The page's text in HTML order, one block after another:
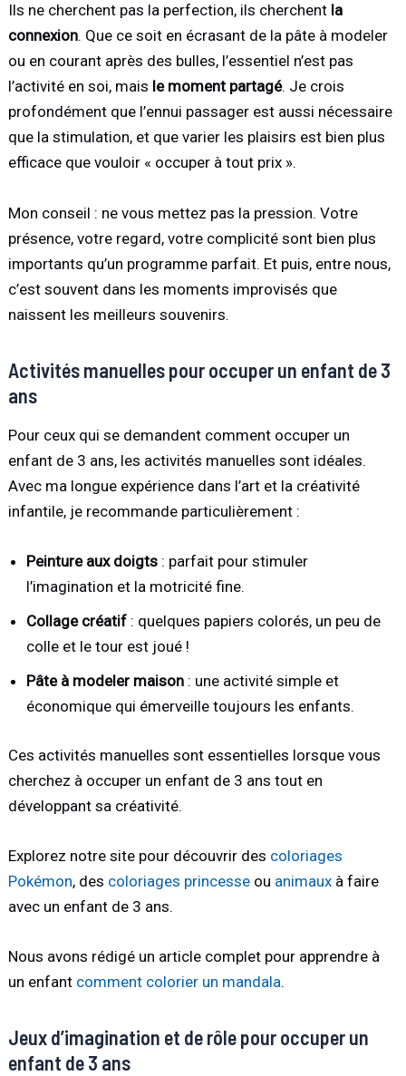
Ils ne cherchent pas la perfection, ils cherchent la
connexion. Que ce soit en écrasant de la pâte à modeler
ou en courant après des bulles, l’essentiel n’est pas
l’activité en soi, mais le moment partagé. Je crois
profondément que l’ennui passager est aussi nécessaire
que la stimulation, et que varier les plaisirs est bien plus
efficace que vouloir « occuper à tout prix ».
Mon conseil : ne vous mettez pas la pression. Votre
présence, votre regard, votre complicité sont bien plus
importants qu’un programme parfait. Et puis, entre nous,
c’est souvent dans les moments improvisés que
naissent les meilleurs souvenirs.
Activités manuelles pour occuper un enfant de 3
ans
Pour ceux qui se demandent comment occuper un
enfant de 3 ans, les activités manuelles sont idéales.
Avec ma longue expérience dans l’art et la créativité
infantile, je recommande particulièrement :
Peinture aux doigts : parfait pour stimuler
l’imagination et la motricité fine.
Collage créatif : quelques papiers colorés, un peu de
colle et le tour est joué !
Pâte à modeler maison : une activité simple et
économique qui émerveille toujours les enfants.
Ces activités manuelles sont essentielles lorsque vous
cherchez à occuper un enfant de 3 ans tout en
développant sa créativité.
Explorez notre site pour découvrir des coloriages
Pokémon, des coloriages princesse ou animaux à faire
avec un enfant de 3 ans.
Nous avons rédigé un article complet pour apprendre à
un enfant comment colorier un mandala.
Jeux d’imagination et de rôle pour occuper un
enfant de 3 ans